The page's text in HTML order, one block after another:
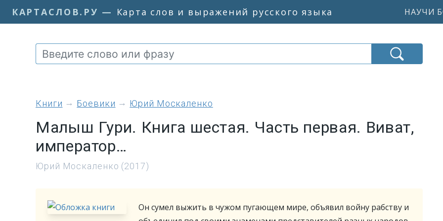
КАРТАСЛОВ.РУ — Карта слов и выражений русского языка НАУЧИ
книги Боевики Юрий Москаленко
Малыш Гури. Книга шестая. Часть первая. Виват,
император…
Юрий Москаленко (2017)
Он сумел выжить в чужом пугающем мире, объявил войну рабству и